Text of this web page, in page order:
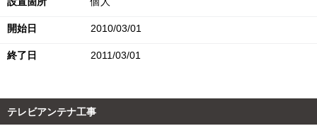
開始日 2010/03/01
終了日 2011/03/01
テレビアンテナ工事